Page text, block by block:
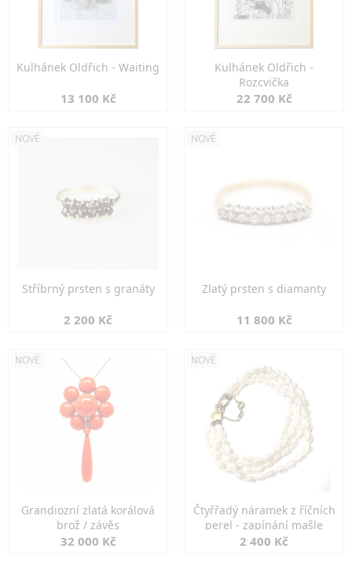
Kulhánek Oldřich - Waiting
13 100 Kč
Kulhánek Oldřich -
Rozcvička
22 700 Kč
NOVÉ
Stříbrný prsten s granáty
2 200 Kč
NOVÉ
Zlatý prsten s diamanty
11 800 Kč
NOVÉ
Grandiozní zlatá korálová
brož / závěs
32 000 Kč
NOVÉ
Čtyřřadý náramek z říčních
perel - zapínání mašle
2 400 Kč